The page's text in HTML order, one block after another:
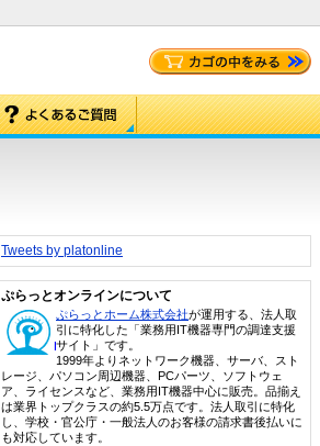
Tweets by platonline
ぷらっとオンラインについて
ぷらっとホーム株式会社が運用する、法人取
引に特化した「業務用IT機器専門の調達支援
サイト」です。
1999年よりネットワーク機器、サーバ、スト
レージ、パソコン周辺機器、PCパーツ、ソフトウェ
ア、ライセンスなど、業務用IT機器中心に販売。品揃え
は業界トップクラスの約5.5万点です。法人取引に特化
し、学校・官公庁・一般法人のお客様の請求書後払いに
も対応しています。